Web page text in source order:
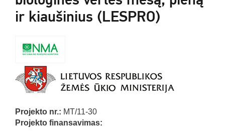
ir kiaušinius (LESPRO)
Projekto nr.: MT/11-30
Projekto finansavimas: